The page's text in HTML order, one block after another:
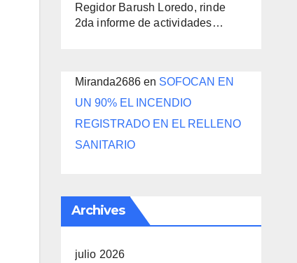
Regidor Barush Loredo, rinde
2da informe de actividades…
Miranda2686en SOFOCAN EN
UN 90% EL INCENDIO
REGISTRADO EN EL RELLENO
SANITARIO
Archives
julio 2026